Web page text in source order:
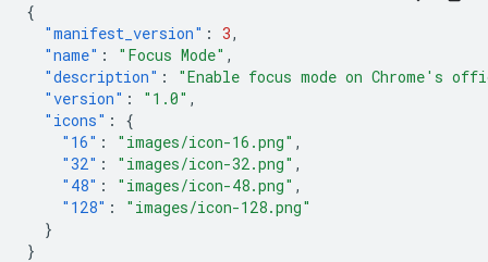
{
"manifest_version" : 3,
"name" : "Focus Mode" ,
"description" :
"Enable focus mode on Chrome's
"version" : "1.0" ,
"icons" :
{
"16" : "images/icon-16.png" ,
"32" : "images/icon-32.png" ,
"48" : "images/icon-48.png" ,
"128" :
"images/icon-128.png"
}
}